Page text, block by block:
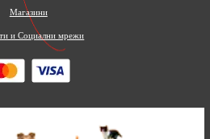
Магазини
и Социални мрежи